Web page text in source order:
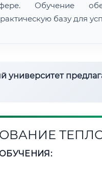
Обучение
базу для
университет